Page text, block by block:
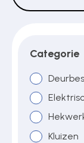
Over ons
Contact
Categorie
Kluizen